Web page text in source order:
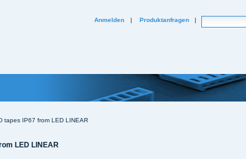
Anmelden | Produktanfragen |
tapes IP67 from LED LINEAR
LED LINEAR